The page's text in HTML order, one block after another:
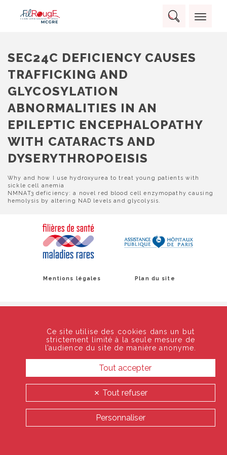
content
Rechercher :
RECHERCHER
SEC24C DEFICIENCY CAUSES
TRAFFICKING AND
GLYCOSYLATION
ABNORMALITIES IN AN
EPILEPTIC ENCEPHALOPATHY
WITH CATARACTS AND
DYSERYTHROPOEISIS
NAVIGATION
DE
L’ARTICLE
Why and how I use hydroxyurea to treat young patients with
sickle cell anemia
NMNAT3 deficiency: a novel red blood cell enzymopathy causing
hemolysis by altering NAD levels and glycolysis.
Mentions légales Plan du site
Ce site utilise des cookies dans un but
strictement limité à la seule mesure de
l’audience du site de manière anonyme.
Tout accepter
Tout refuser
Personnaliser